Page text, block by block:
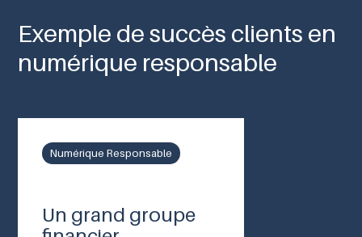
Exemple de succès clients en
numérique responsable
Numérique Responsable
Un grand groupe